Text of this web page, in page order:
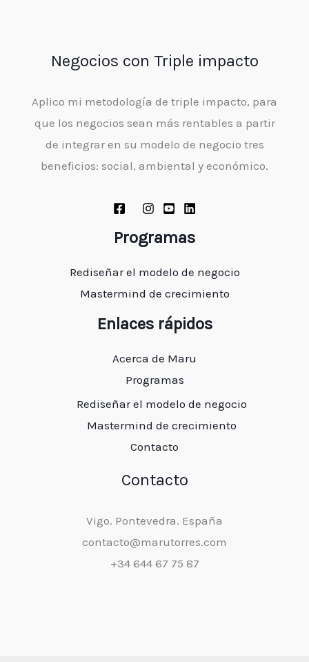
Negocios con Triple impacto
Aplico mi metodología de triple impacto, para
que los negocios sean más rentables a partir
de integrar en su modelo de negocio tres
beneficios: social, ambiental y económico.
Programas
Rediseñar el modelo de negocio
Mastermind de crecimiento
Enlaces rápidos
Acerca de Maru
Programas
Rediseñar el modelo de negocio
Mastermind de crecimiento
Contacto
Contacto
Vigo. Pontevedra. España
contacto@marutorres.com
+34 644 67 75 87